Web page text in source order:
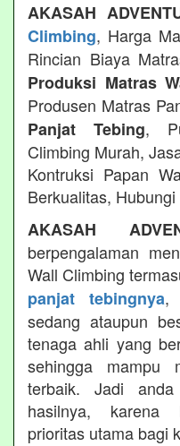
AKASAH
Climbing, Harga
Rincian Biaya
Produksi Matras
Produsen Matras
Panjat Tebing,
Climbing Murah,
Kontruksi Papan
Berkualitas,
AKASAH
berpengalaman
Wall Climbing
panjat tebingnya,
sedang ataupun
tenaga ahli yang
sehingga mampu
terbaik. Jadi
hasilnya, karena
prioritas utama bagi